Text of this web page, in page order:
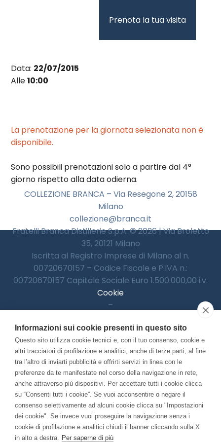
Prenota la tua visita
Data: 22/07/2015
Alle10:00
La prenotazione per la giornata selezionata non è
disponibile.
Sono possibili prenotazioni solo a partire dal 4°
giorno rispetto alla data odierna.
COLLEZIONE BRANCA – Via Resegone 2, 20158
Milano
collezione@branca.it
Fratelli Branca Distillerie S.p.A. © 2026 | Via Broletto
35, 20121 Milano
Iscritta al Registro Imprese di Milano al n.
00720670157 – Codice Fiscale e P.IVA n.:
00720670157 Capitale Sociale Euro 1.500.000,00 i.v.
Cookie
–
–
Accessibilitià
Con il contributo di:
Informazioni sui cookie presenti in questo sito
Questo sito utilizza cookie tecnici e, con il tuo consenso, cookie e
altri tracciatori di profilazione e analitici, anche di terze parti, al fine
tra l’altro di inviarti pubblicità e offrirti servizi in linea con le
preferenze da te manifestate nel corso della navigazione in rete,
anche attraverso più dispositivi. Per accettare tutti i cookie clicca
su “Consenti tutti i cookie”. Se vuoi acconsentire o negare il
consenso selettivamente ad alcuni cookie clicca su "Impostazioni
dei cookie". Se invece vuoi proseguire la navigazione senza i
cookie di profilazione e analitici chiudi il banner cliccando sulla X
in alto a destra. Per saperne di più